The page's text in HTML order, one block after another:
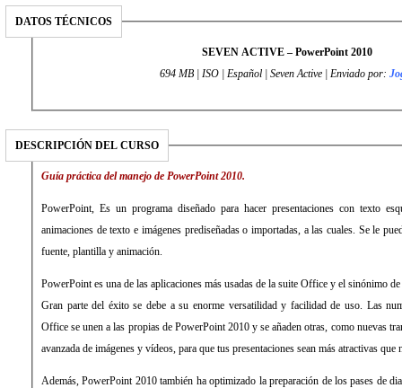
DATOS TÉCNICOS
SEVEN ACTIVE – PowerPoint 2010
694 MB | ISO | Español | Seven Active | Enviado por:
DESCRIPCIÓN DEL CURSO
Guía práctica del manejo de PowerPoint 2010.
PowerPoint, Es un programa diseñado para hacer presentaciones con texto
animaciones de texto e imágenes prediseñadas o importadas, a las cuales. Se le
fuente, plantilla y animación.
PowerPoint es una de las aplicaciones más usadas de la suite Office y el sinónimo
Gran parte del éxito se debe a su enorme versatilidad y facilidad de uso. Las
Office se unen a las propias de PowerPoint 2010 y se añaden otras, como nuevas
avanzada de imágenes y vídeos, para que tus presentaciones sean más atractivas que
Además, PowerPoint 2010 también ha optimizado la preparación de los pases de